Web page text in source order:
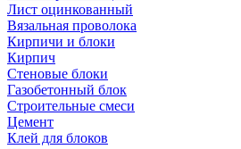
Лист оцинкованный
Вязальная проволока
Кирпичи и блоки
Кирпич
Стеновые блоки
Газобетонный блок
Строительные смеси
Цемент
Клей для блоков